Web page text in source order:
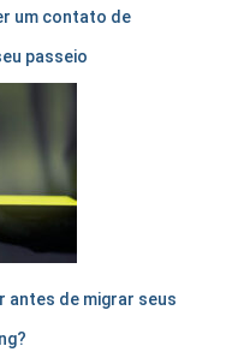
um contato de
passeio
antes de migrar seus